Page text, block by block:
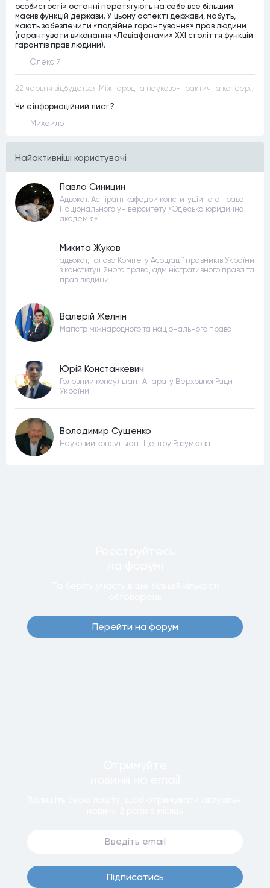
особистості» останні перетягують на себе все більший
масив функцій держави. У цьому аспекті держави, мабуть,
мають забезпечити «подвійне гарантування» прав людини
(гарантувати виконання «Левіафанами» ХХІ століття функцій
гарантів прав людини).
Олексій
22 червня відбудеться Міжнародна науково-практична конференція “Конституційна демократія в умовах загроз територіальній цілісності та національній безпеці”
Чи є інформаційний лист?
Михайло
Найактивнiшi користувачi
Павло Синицин
Адвокат. Аспірант кафедри конституційного права
Національного університету «Одеська юридична
академія»
Микита Жуков
адвокат, Голова Комітету Асоціації правників України
з конституційного права, адміністративного права та
прав людини
Валерій Желнін
Магістр міжнародного та національного права
Юрій Констанкевич
Головний консультант Апарату Верховної Ради
України
Володимир Сущенко
Науковий консультант Центру Разумкова
Перейти на форум
Пiдписатись